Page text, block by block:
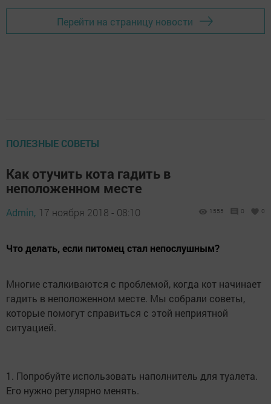
Перейти на страницу новости
ПОЛЕЗНЫЕ СОВЕТЫ
Как отучить кота гадить в
неположенном месте
Admin, 17 ноября 2018 - 08:10 1555 0 0
Что делать, если питомец стал непослушным?
Многие сталкиваются с проблемой, когда кот начинает
гадить в неположенном месте. Мы собрали советы,
которые помогут справиться с этой неприятной
ситуацией.
1. Попробуйте использовать наполнитель для туалета.
Его нужно регулярно менять.